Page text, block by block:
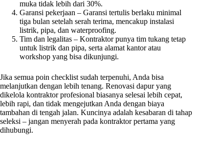
muka tidak lebih dari 30%.
Garansi pekerjaan – Garansi tertulis berlaku minimal
tiga bulan setelah serah terima, mencakup instalasi
listrik, pipa, dan waterproofing.
Tim dan legalitas – Kontraktor punya tim tukang tetap
untuk listrik dan pipa, serta alamat kantor atau
workshop yang bisa dikunjungi.
Jika semua poin checklist sudah terpenuhi, Anda bisa
melanjutkan dengan lebih tenang. Renovasi dapur yang
dikelola kontraktor profesional biasanya selesai lebih cepat,
lebih rapi, dan tidak mengejutkan Anda dengan biaya
tambahan di tengah jalan. Kuncinya adalah kesabaran di tahap
seleksi – jangan menyerah pada kontraktor pertama yang
dihubungi.